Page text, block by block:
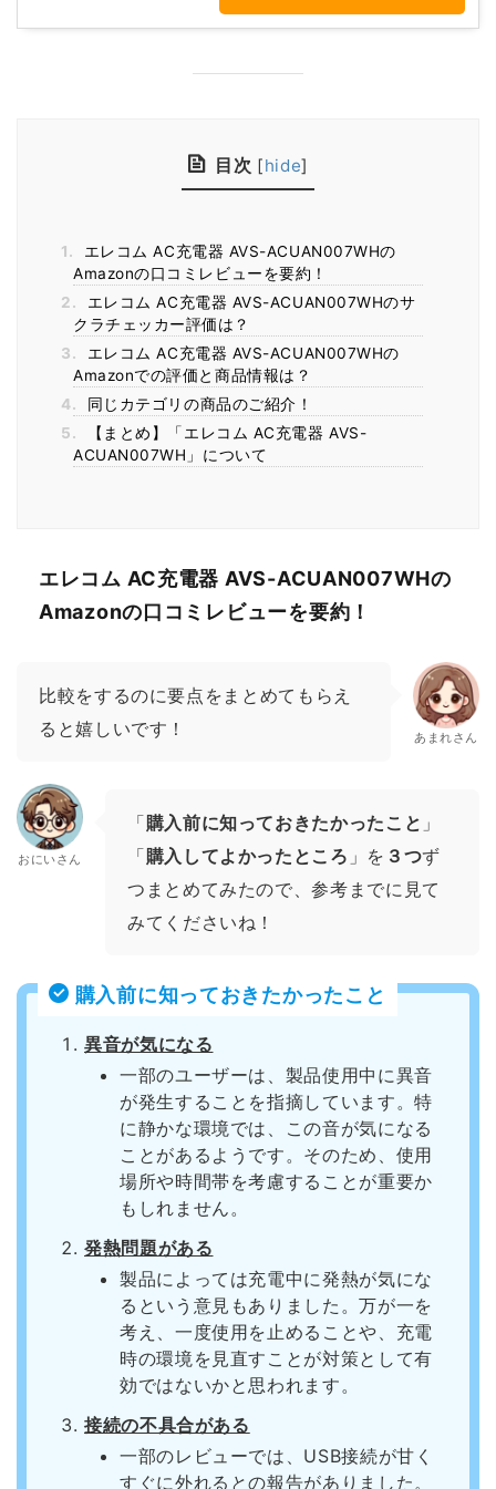
目次 [hide]
1.
エレコム AC充電器 AVS-ACUAN007WHの
Amazonの口コミレビューを要約！
2.
エレコム AC充電器 AVS-ACUAN007WHのサ
クラチェッカー評価は？
3.
エレコム AC充電器 AVS-ACUAN007WHの
Amazonでの評価と商品情報は？
4.
同じカテゴリの商品のご紹介！
5.
【まとめ】「エレコム AC充電器 AVS-
ACUAN007WH」について
エレコム AC充電器 AVS-ACUAN007WHの
Amazonの口コミレビューを要約！
比較をするのに要点をまとめてもらえ
ると嬉しいです！
あまれさん
おにいさん
「購入前に知っておきたかったこと 」
「購入してよかったところ 」を ３つず
つまとめてみたので、参考までに見て
みてくださいね！
購入前に知っておきたかったこと
異音が気になる
一部のユーザーは、製品使用中に異音
が発生することを指摘しています。特
に静かな環境では、この音が気になる
ことがあるようです。そのため、使用
場所や時間帯を考慮することが重要か
もしれません。
発熱問題がある
製品によっては充電中に発熱が気にな
るという意見もありました。万が一を
考え、一度使用を止めることや、充電
時の環境を見直すことが対策として有
効ではないかと思われます。
接続の不具合がある
一部のレビューでは、USB接続が甘く
すぐに外れるとの報告がありました。